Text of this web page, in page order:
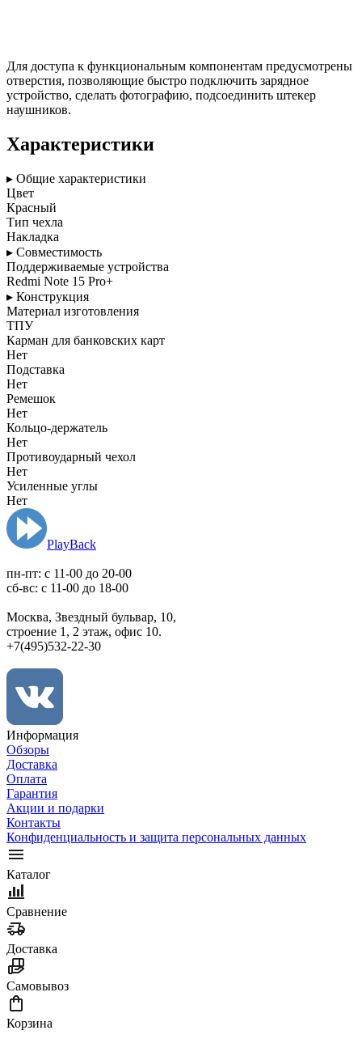
Для доступа к функциональным компонентам предусмотрены
отверстия, позволяющие быстро подключить зарядное
устройство, сделать фотографию, подсоединить штекер
наушников.
Характеристики
▸ Общие характеристики
Цвет
Красный
Тип чехла
Накладка
▸ Совместимость
Поддерживаемые устройства
Redmi Note 15 Pro+
▸ Конструкция
Материал изготовления
ТПУ
Карман для банковских карт
Нет
Подставка
Нет
Ремешок
Нет
Кольцо-держатель
Нет
Противоударный чехол
Нет
Усиленные углы
Нет
PlayBack
пн-пт: c 11-00 до 20-00
сб-вс: с 11-00 до 18-00
Москва, Звездный бульвар, 10,
строение 1, 2 этаж, офис 10.
+7(495)532-22-30
Информация
Обзоры
Доставка
Оплата
Гарантия
Акции и подарки
Контакты
Конфиденциальность и защита персональных данных
Каталог
Сравнение
Доставка
Самовывоз
Корзина